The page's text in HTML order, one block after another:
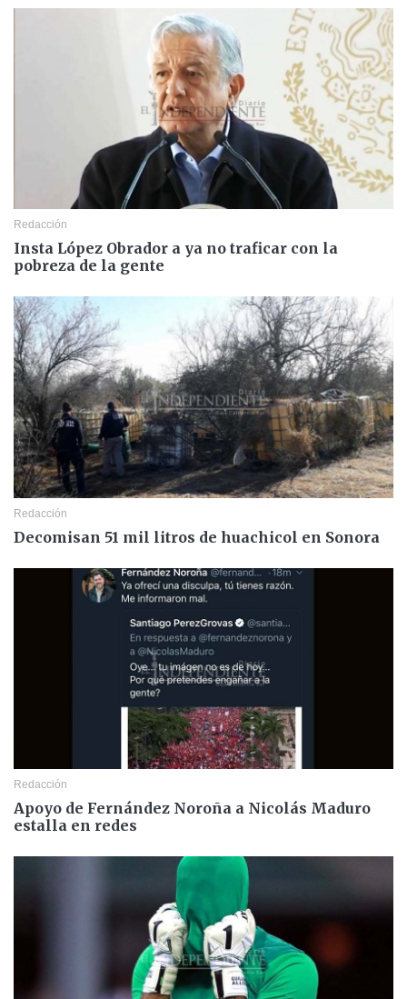
Redacción
Insta López Obrador a ya no traficar con la
pobreza de la gente
Redacción
Decomisan 51 mil litros de huachicol en Sonora
Redacción
Apoyo de Fernández Noroña a Nicolás Maduro
estalla en redes